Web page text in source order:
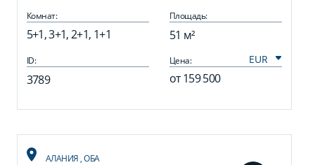
Комнат:
5+1, 3+1, 2+1, 1+1
Площадь:
51 м²
ID:
3789
Цена:
от159 500
АЛАНИЯ,ОБА